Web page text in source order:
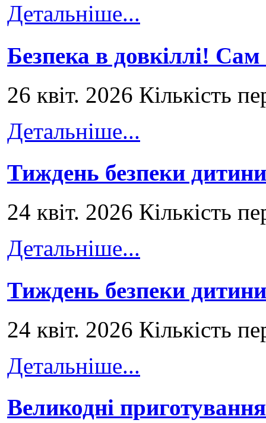
Детальніше...
Безпека в довкіллі!
26 квіт. 2026 Кількість
Детальніше...
Тиждень безпеки
24 квіт. 2026 Кількість
Детальніше...
Тиждень безпеки
24 квіт. 2026 Кількість
Детальніше...
Великодні приготування